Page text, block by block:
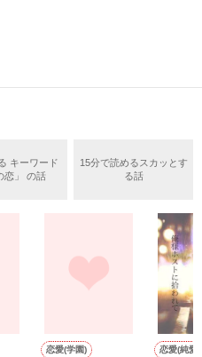
です＊
読む
。
がいるのだが、後輩の姫原由
鹿にされ、一人こっそり泣い
！』🐥
顔は、なぜか想像以上に甘く
キーワード
恋」 の話
15分で読めるスカッとす
る話
恋愛(学園) 恋愛(純愛)